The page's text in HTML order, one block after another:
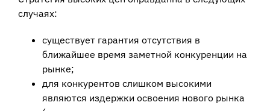
случаях:
существует гарантия отсутствия в
ближайшее время заметной конкуренции на
рынке;
для конкурентов слишком высокими
являются издержки освоения нового рынка